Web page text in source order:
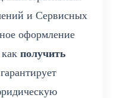
и Сервисных
оформление
получить